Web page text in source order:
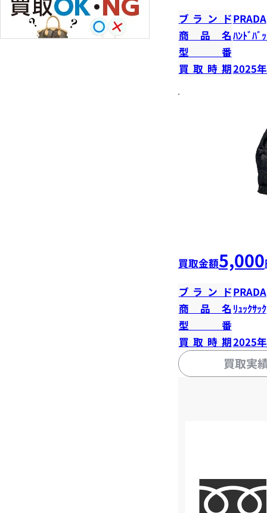
ブランドPRADA
商品名ﾊﾝﾄﾞﾊﾞ
型番
買取時期2025
買取金額5,000
ブランドPRADA
商品名 ﾘｭｯｸｻｯｸ
型番
買取時期2025
買取実